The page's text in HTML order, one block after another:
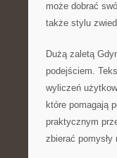
może dobrać
także stylu
Dużą zaletą
podejściem.
wyliczeń
które pomagają
praktycznym
zbierać pomysły